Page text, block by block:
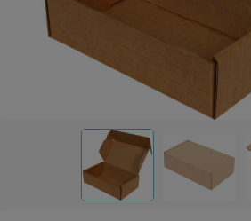
Yeni İş Hediyeleri
Mutfak